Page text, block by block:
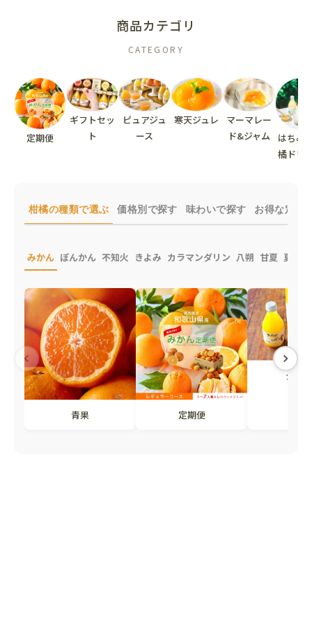
商品カテゴリ
CATEGORY
定期便
ギフトセッ
ト
ピュアジュ
ース
寒天ジュレ
マーマレー
ド&ジャム
はちみ
橘ドリ
柑橘の種類で選ぶ 価格別で探す 味わいで探す お得な定期
みかん ぽんかん 不知火 きよみ カラマンダリン 八朔 甘夏 夏み
青果 定期便
ジュ